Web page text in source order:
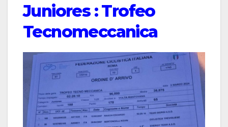
Juniores : Trofeo
Tecnomeccanica